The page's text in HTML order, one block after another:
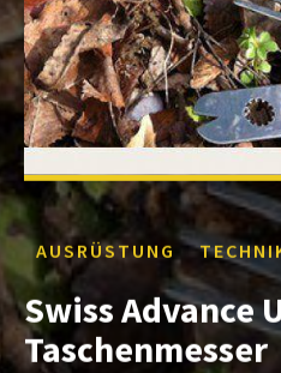
AUSRÜSTUNG
Swiss Advance
Taschenmesser